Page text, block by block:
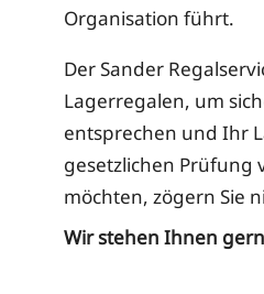
Organisation führt.
Der Sander
Lagerregalen, um
entsprechen und Ihr
gesetzlichen Prüfung
möchten, zögern Sie
Wir stehen Ihnen